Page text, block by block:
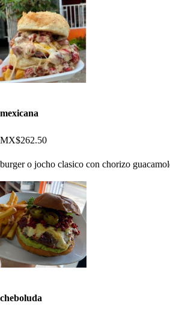
mexicana
MX$262.50
burger o jocho clasico con chorizo
cheboluda